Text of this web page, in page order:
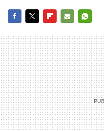
MAIL